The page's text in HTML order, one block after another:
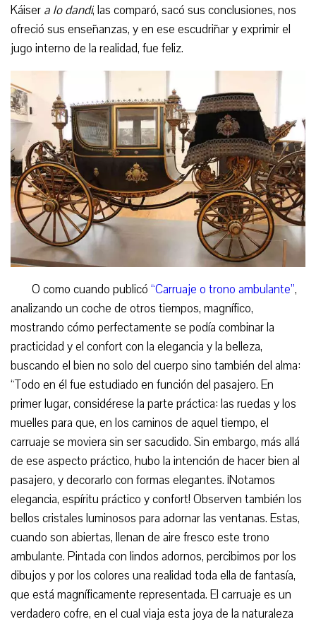
Káiser a lo dandi, las comparó, sacó sus conclusiones, nos
ofreció sus enseñanzas, y en ese escudriñar y exprimir el
jugo interno de la realidad, fue feliz.
O como cuando publicó “Carruaje o trono ambulante”,
analizando un coche de otros tiempos, magnífico,
mostrando cómo perfectamente se podía combinar la
practicidad y el confort con la elegancia y la belleza,
buscando el bien no solo del cuerpo sino también del alma:
“Todo en él fue estudiado en función del pasajero. En
primer lugar, considérese la parte práctica: las ruedas y los
muelles para que, en los caminos de aquel tiempo, el
carruaje se moviera sin ser sacudido. Sin embargo, más allá
de ese aspecto práctico, hubo la intención de hacer bien al
pasajero, y decorarlo con formas elegantes. ¡Notamos
elegancia, espíritu práctico y confort! Observen también los
bellos cristales luminosos para adornar las ventanas. Estas,
cuando son abiertas, llenan de aire fresco este trono
ambulante. Pintada con lindos adornos, percibimos por los
dibujos y por los colores una realidad toda ella de fantasía,
que está magníficamente representada. El carruaje es un
verdadero cofre, en el cual viaja esta joya de la naturaleza